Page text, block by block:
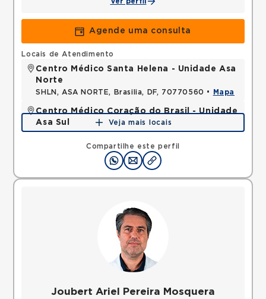
Agende uma consulta
Compartilhe este perfil
Locais de Atendimento
Centro Médico Santa Helena - Unidade Asa
Norte
SHLN, ASA NORTE, Brasilia, DF, 70770560 • Mapa
Centro Médico Coração do Brasil - Unidade
Asa Sul
SHLS, ASA SUL, Brasilia, DF, 70390700 •Mapa
Veja mais locais
Joubert Ariel Pereira Mosquera